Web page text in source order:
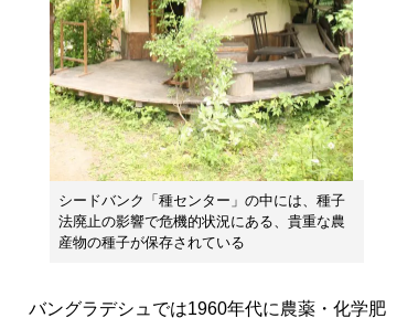
シードバンク「種センター」の中には、種子
法廃止の影響で危機的状況にある、貴重な農
産物の種子が保存されている
バングラデシュでは1960年代に農薬・化学肥